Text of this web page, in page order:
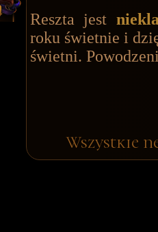
Reszta jest
roku świetnie i
świetni.
Wszystkie